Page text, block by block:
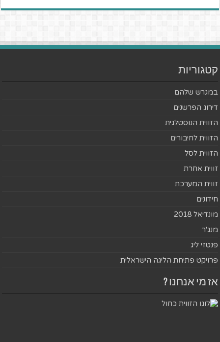
קטגוריות
במגרש שלהם
דירוג הפרשנים
הזווית הנוסטלגית
הזווית לחיבורים
הזווית לסל
זווית אחרת
זווית המערכת
חידונים
מונדיאל 2018
מנג'ר
פנטזי ליג
פרויקט פתיחת הליגה הישראלית
אז מי אנחנו ?